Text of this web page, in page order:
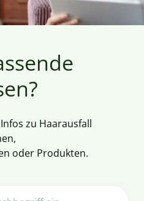
zu Haarausfall
oder Produkten.